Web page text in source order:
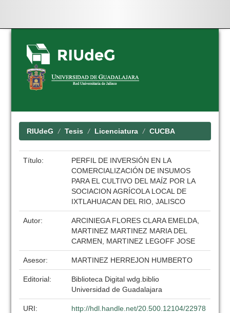
Skip
navigation
RIUdeG Tesis Licenciatura CUCBA
Título:
PERFIL DE INVERSIÓN EN LA
COMERCIALIZACIÓN DE INSUMOS
PARA EL CULTIVO DEL MAÍZ POR LA
SOCIACION AGRÍCOLA LOCAL DE
IXTLAHUACAN DEL RIO, JALISCO
Autor:
ARCINIEGA FLORES CLARA EMELDA,
MARTINEZ MARTINEZ MARIA DEL
CARMEN, MARTINEZ LEGOFF JOSE
Asesor: MARTINEZ HERREJON HUMBERTO
Editorial:
Biblioteca Digital wdg.biblio
Universidad de Guadalajara
URI:
http://hdl.handle.net/20.500.12104/22978